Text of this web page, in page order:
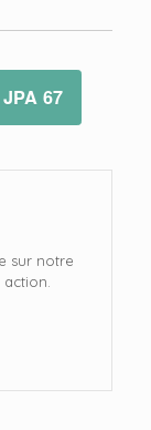
67
sur notre